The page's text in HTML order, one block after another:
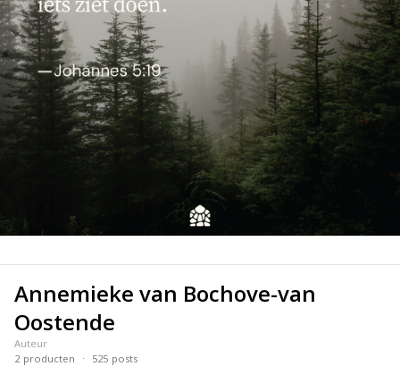
Annemieke van Bochove-van
Oostende
Auteur
2 producten · 525 posts